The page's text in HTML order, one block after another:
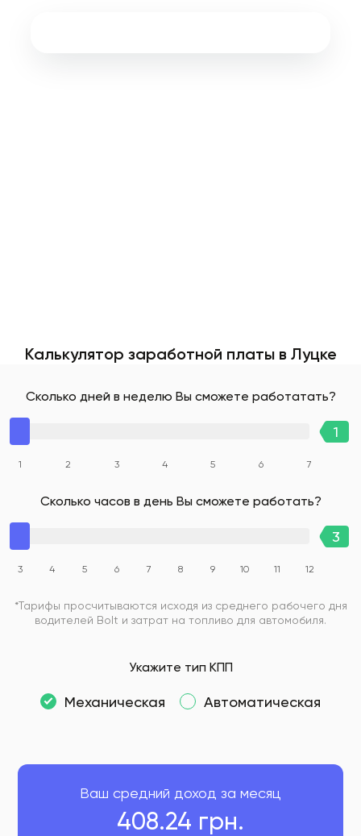
Калькулятор заработной платы в Луцке
Сколько дней в неделю Вы сможете работатать?
1 2 3 4 5 6 7
Сколько часов в день Вы сможете работать?
3 4 5 6 7 8 9 10 11 12
*Тарифы просчитываются исходя из среднего рабочего дня
водителей Bolt и затрат на топливо для автомобиля.
Укажите тип КПП
Механическая Автоматическая
Ваш средний доход за месяц
408.24 грн.